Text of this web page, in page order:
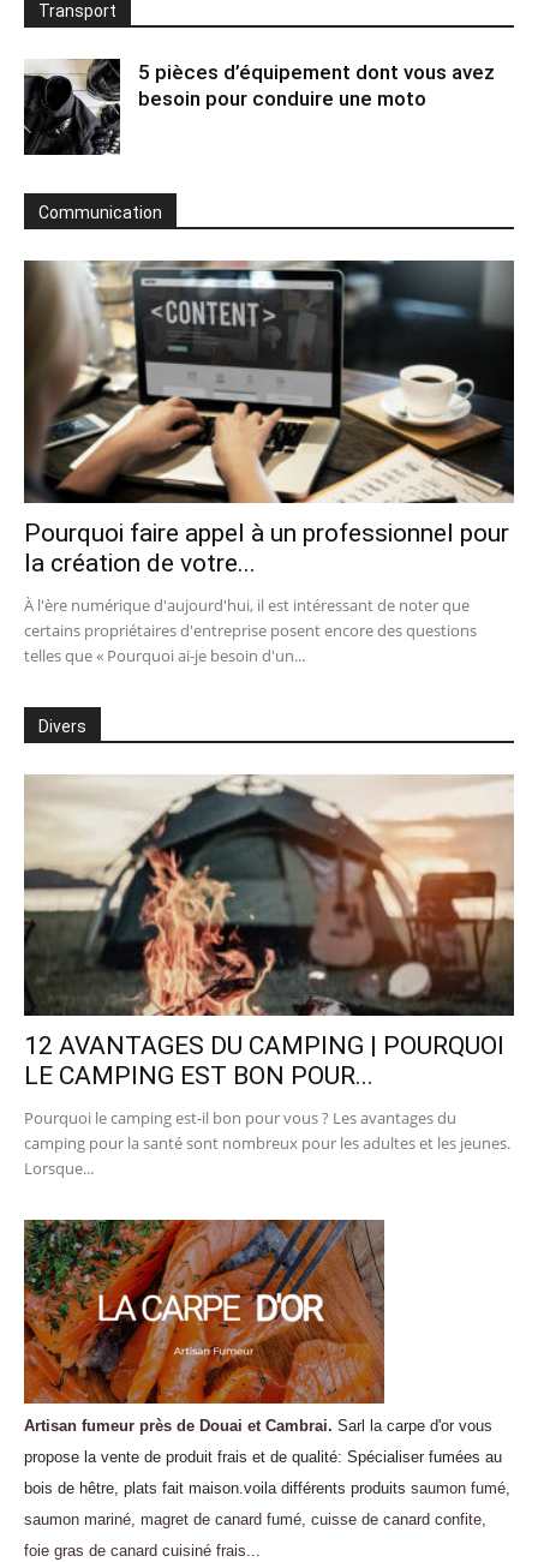
Transport
5 pièces d’équipement dont vous avez
besoin pour conduire une moto
Communication
Pourquoi faire appel à un professionnel pour
la création de votre...
À l'ère numérique d'aujourd'hui, il est intéressant de noter que
certains propriétaires d'entreprise posent encore des questions
telles que « Pourquoi ai-je besoin d'un...
Divers
12 AVANTAGES DU CAMPING | POURQUOI
LE CAMPING EST BON POUR...
Pourquoi le camping est-il bon pour vous ? Les avantages du
camping pour la santé sont nombreux pour les adultes et les jeunes.
Lorsque...
Artisan fumeur près de Douai et Cambrai. Sarl la carpe d'or vous
propose la vente de produit frais et de qualité: Spécialiser fumées au
bois de hêtre, plats fait maison.voila différents produits saumon fumé,
saumon mariné, magret de canard fumé, cuisse de canard confite,
foie gras de canard cuisiné frais...